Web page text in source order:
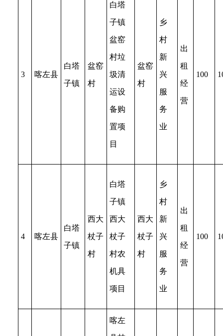
3 喀左县
白塔
子镇
盆窑
村
白塔
子镇
盆窑
村垃
圾清
运设
备购
置项
目
盆窑
村
乡
村
新
兴
服
务
业
出
租
经
营
100
4 喀左县
白塔
子镇
西大
杖子
村
白塔
子镇
西大
杖子
村农
机具
项目
西大
杖子
村
乡
村
新
兴
服
务
业
出
租
经
营
100
喀左